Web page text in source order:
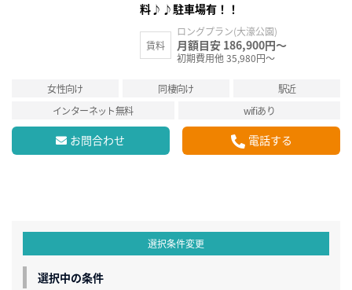
料♪♪駐車場有！！
賃料
ロングプラン(大濠公園)
月額目安 186,900円～
初期費用他 35,980円～
女性向け 同棲向け
駅近
インターネット無料
wifiあり
お問合わせ 電話する
選択条件変更
選択中の条件